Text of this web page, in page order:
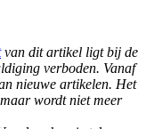
van dit artikel ligt bij de
verboden. Vanaf
nieuwe artikelen. Het
wordt niet meer